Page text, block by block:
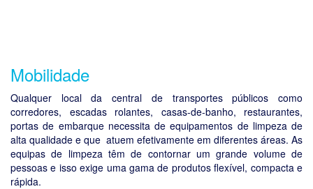
Mobilidade
Qualquer local da central de transportes públicos como
corredores, escadas rolantes, casas-de-banho, restaurantes,
portas de embarque necessita de equipamentos de limpeza de
alta qualidade e que atuem efetivamente em diferentes áreas. As
equipas de limpeza têm de contornar um grande volume de
pessoas e isso exige uma gama de produtos flexível, compacta e
rápida.